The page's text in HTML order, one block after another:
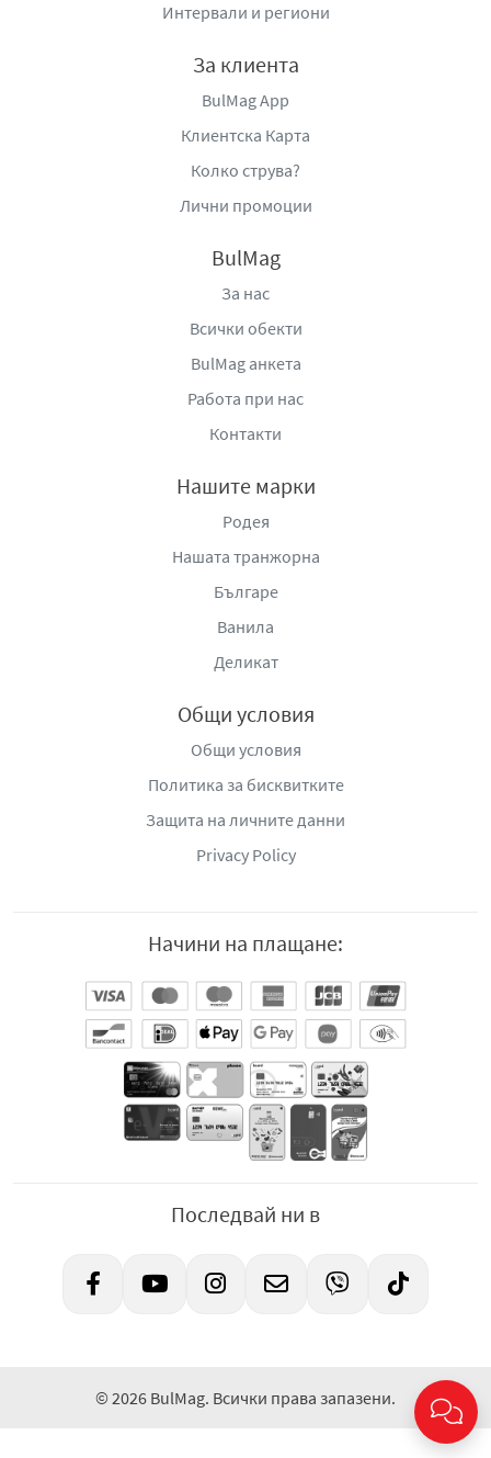
Интервали и региони
За клиента
BulMag App
Клиентска Карта
Колко струва?
Лични промоции
BulMag
За нас
Всички обекти
BulMag анкета
Работа при нас
Контакти
Нашите марки
Родея
Нашата транжорна
Българе
Ванила
Деликат
Общи условия
Общи условия
Политика за бисквитките
Защита на личните данни
Privacy Policy
Начини на плащане:
Последвай ни в
© 2026 BulMag. Всички права запазени.